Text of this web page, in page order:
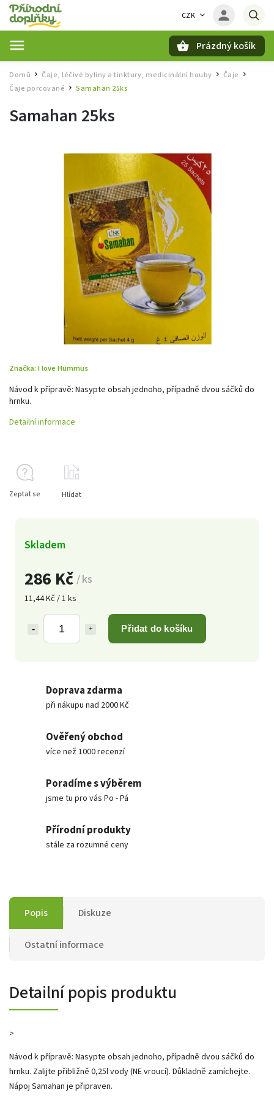
CZK
Prázdný košík
Domů / Čaje, léčivé byliny a tinktury, medicinální houby Čaje
Čaje porcované / Samahan 25ks
Samahan 25ks
Značka: I love Hummus
286 Kč / ks
11,44 Kč / 1 ks
Přidat do košíku
Skladem
Návod k přípravě: Nasypte obsah jednoho, případně dvou sáčků do
hrnku.
Detailní informace
Zeptat se Hlídat
Doprava zdarma
při nákupu nad 2000 Kč
Ověřený obchod
více než 1000 recenzí
Poradíme s výběrem
jsme tu pro vás Po - Pá
Přírodní produkty
stále za rozumné ceny
Popis Diskuze
Ostatní informace
Detailní popis produktu
>
Návod k přípravě: Nasypte obsah jednoho, případně dvou sáčků do
hrnku. Zalijte přibližně 0,25l vody (NE vroucí). Důkladně zamíchejte.
Nápoj Samahan je připraven.